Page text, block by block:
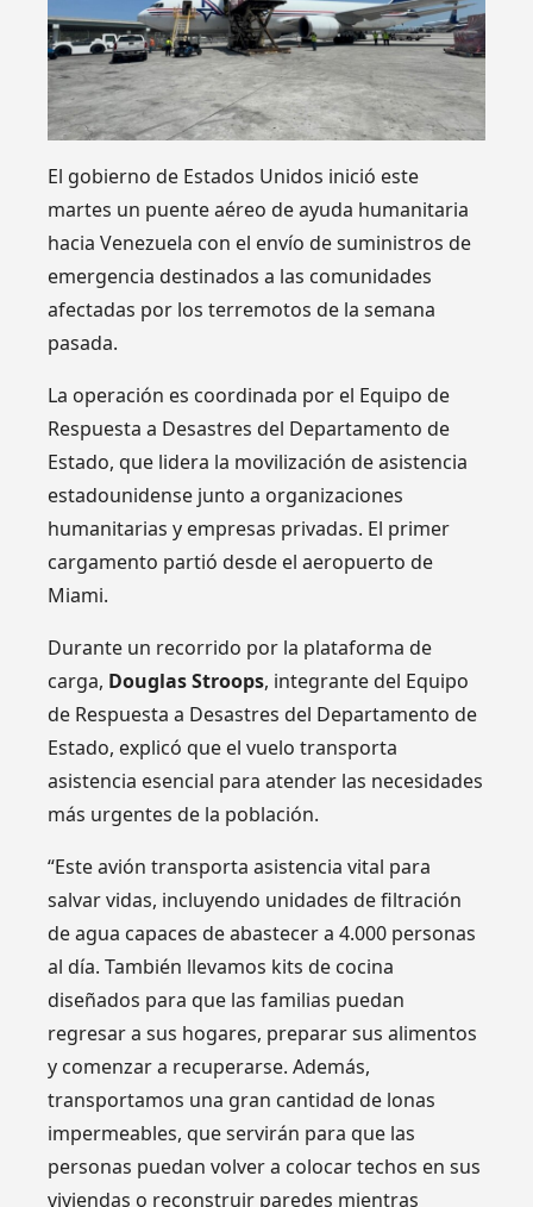
El gobierno de Estados Unidos inició este
martes un puente aéreo de ayuda humanitaria
hacia Venezuela con el envío de suministros de
emergencia destinados a las comunidades
afectadas por los terremotos de la semana
pasada.
La operación es coordinada por el Equipo de
Respuesta a Desastres del Departamento de
Estado, que lidera la movilización de asistencia
estadounidense junto a organizaciones
humanitarias y empresas privadas. El primer
cargamento partió desde el aeropuerto de
Miami.
Durante un recorrido por la plataforma de
carga, Douglas Stroops, integrante del Equipo
de Respuesta a Desastres del Departamento de
Estado, explicó que el vuelo transporta
asistencia esencial para atender las necesidades
más urgentes de la población.
“Este avión transporta asistencia vital para
salvar vidas, incluyendo unidades de filtración
de agua capaces de abastecer a 4.000 personas
al día. También llevamos kits de cocina
diseñados para que las familias puedan
regresar a sus hogares, preparar sus alimentos
y comenzar a recuperarse. Además,
transportamos una gran cantidad de lonas
impermeables, que servirán para que las
personas puedan volver a colocar techos en sus
viviendas o reconstruir paredes mientras